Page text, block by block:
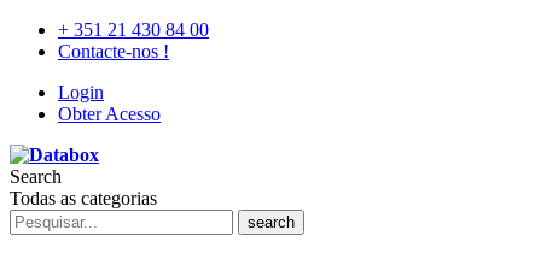
+ 351 21 430 84 00
Contacte-nos !
Login
Obter Acesso
Search
Todas as categorias
search